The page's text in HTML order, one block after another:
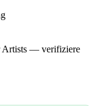
Artists — verifiziere